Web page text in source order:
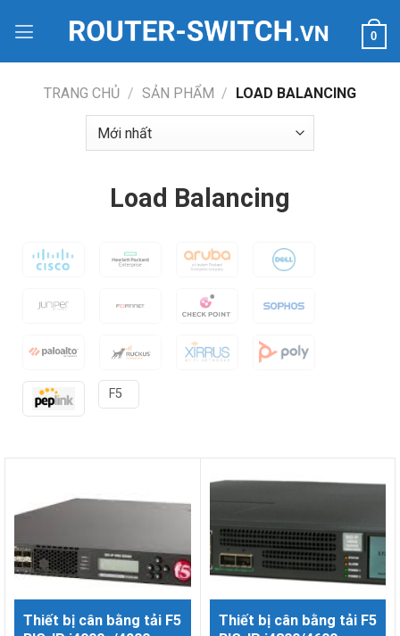
qua
0
TRANG CHỦ / SẢN PHẨM / LOAD BALANCING
Load Balancing
F5
Thiết bị cân bằng tải F5
Thiết bị cân bằng tải F5